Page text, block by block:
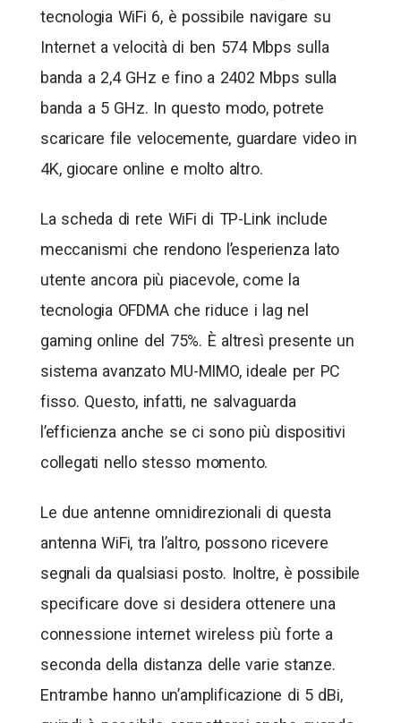
tecnologia WiFi 6, è possibile navigare su
Internet a velocità di ben 574 Mbps sulla
banda a 2,4 GHz e fino a 2402 Mbps sulla
banda a 5 GHz. In questo modo, potrete
scaricare file velocemente, guardare video in
4K, giocare online e molto altro.
La scheda di rete WiFi di TP-Link include
meccanismi che rendono l’esperienza lato
utente ancora più piacevole, come la
tecnologia OFDMA che riduce i lag nel
gaming online del 75%. È altresì presente un
sistema avanzato MU-MIMO, ideale per PC
fisso. Questo, infatti, ne salvaguarda
l’efficienza anche se ci sono più dispositivi
collegati nello stesso momento.
Le due antenne omnidirezionali di questa
antenna WiFi, tra l’altro, possono ricevere
segnali da qualsiasi posto. Inoltre, è possibile
specificare dove si desidera ottenere una
connessione internet wireless più forte a
seconda della distanza delle varie stanze.
Entrambe hanno un’amplificazione di 5 dBi,